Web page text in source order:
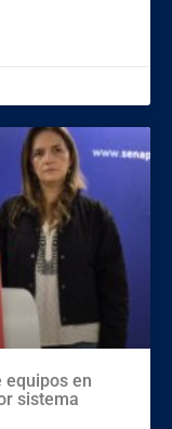
equipos en
sistema